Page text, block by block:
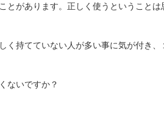
とがあります。正しく使うということは
く持てていない人が多い事に気が付き、
ないですか？